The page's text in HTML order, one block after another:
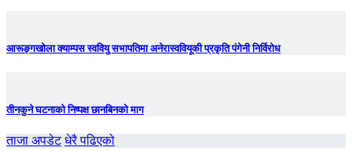
आरूङ्गखोला क्याम्पस स्ववियु सभापतिमा अनेरास्ववियूकी प्रकृति पंगेनी निर्विरोध
तीनकुने घटनाकाे निष्पक्ष छानबिनकाे माग
ताजा अपडेट धेरै पढिएको